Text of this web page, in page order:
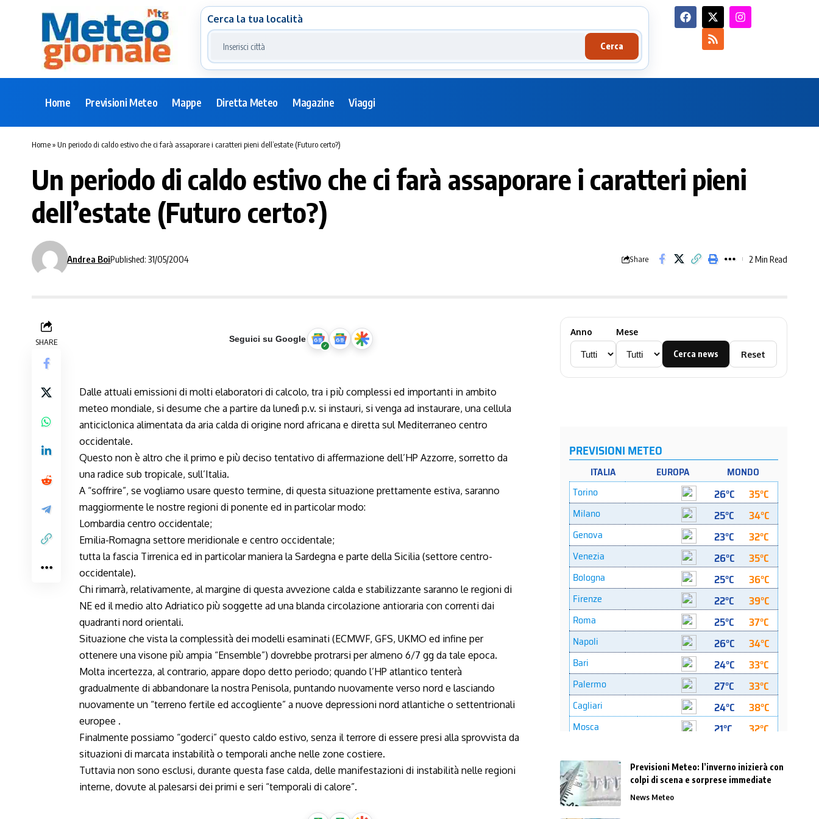
Cerca la tua località
Cerca
Home Previsioni Meteo Mappe Diretta Meteo Magazine Viaggi
Home»Un periodo di caldo estivo che ci farà assaporare i caratteri pieni dell’estate (Futuro certo?)
Un periodo di caldo estivo che ci farà assaporare i caratteri pieni
dell’estate (Futuro certo?)
Andrea BoiPublished: 31/05/2004 Share 2 Min Read
SHARE Seguici su Google
Dalle attuali emissioni di molti elaboratori di calcolo, tra i più complessi ed importanti in ambito
meteo mondiale, si desume che a partire da lunedì p.v. si instauri, si venga ad instaurare, una cellula
anticiclonica alimentata da aria calda di origine nord africana e diretta sul Mediterraneo centro
occidentale.
Questo non è altro che il primo e più deciso tentativo di affermazione dell’HP Azzorre, sorretto da
una radice sub tropicale, sull’Italia.
A “soffrire”, se vogliamo usare questo termine, di questa situazione prettamente estiva, saranno
maggiormente le nostre regioni di ponente ed in particolar modo:
Lombardia centro occidentale;
Emilia-Romagna settore meridionale e centro occidentale;
tutta la fascia Tirrenica ed in particolar maniera la Sardegna e parte della Sicilia (settore centro-
occidentale).
Chi rimarrà, relativamente, al margine di questa avvezione calda e stabilizzante saranno le regioni di
NE ed il medio alto Adriatico più soggette ad una blanda circolazione antioraria con correnti dai
quadranti nord orientali.
Situazione che vista la complessità dei modelli esaminati (ECMWF, GFS, UKMO ed infine per
ottenere una visone più ampia “Ensemble”) dovrebbe protrarsi per almeno 6/7 gg da tale epoca.
Molta incertezza, al contrario, appare dopo detto periodo; quando l’HP atlantico tenterà
gradualmente di abbandonare la nostra Penisola, puntando nuovamente verso nord e lasciando
nuovamente un “terreno fertile ed accogliente” a nuove depressioni nord atlantiche o settentrionali
europee .
Finalmente possiamo “goderci” questo caldo estivo, senza il terrore di essere presi alla sprovvista da
situazioni di marcata instabilità o temporali anche nelle zone costiere.
Tuttavia non sono esclusi, durante questa fase calda, delle manifestazioni di instabilità nelle regioni
interne, dovute al palesarsi dei primi e seri “temporali di calore”.
Anno Mese
Cerca news Reset
Previsioni Meteo: l’inverno inizierà con
colpi di scena e sorprese immediate
News Meteo